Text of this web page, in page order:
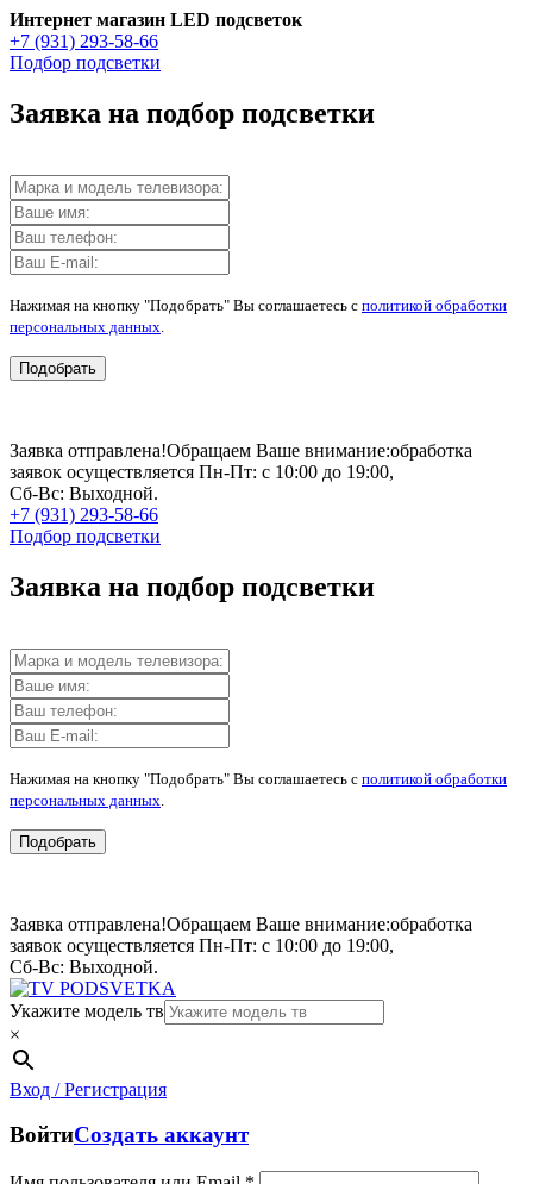
Интернет магазин LED подсветок
+7 (931) 293-58-66
Подбор подсветки
Заявка на подбор подсветки
Нажимая на кнопку "Подобрать" Вы соглашаетесь с политикой обработки
персональных данных
Подобрать
Заявка отправлена!Обращаем Ваше внимание:обработка
заявок осуществляется Пн-Пт: с 10:00 до 19:00,
Сб-Вс: Выходной.
+7 (931) 293-58-66
Подбор подсветки
Заявка на подбор подсветки
Нажимая на кнопку "Подобрать" Вы соглашаетесь с политикой обработки
персональных данных
Подобрать
Заявка отправлена!Обращаем Ваше внимание:обработка
заявок осуществляется Пн-Пт: с 10:00 до 19:00,
Сб-Вс: Выходной.
Укажите модель тв
×
Вход / Регистрация
ВойтиСоздать аккаунт